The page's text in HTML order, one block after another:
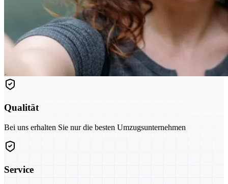
Qualität
Bei uns erhalten Sie nur die besten Umzugsunternehmen
Service